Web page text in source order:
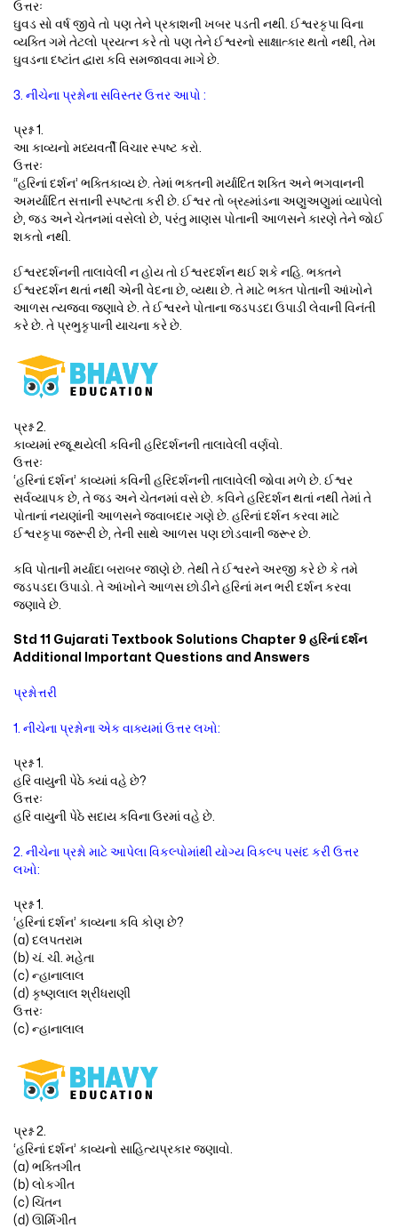
ઉત્તરઃ
ઘુવડ સો વર્ષ જીવે તો પણ તેને પ્રકાશની ખબર પડતી નથી. ઈશ્વરકૃપા વિના
વ્યક્તિ ગમે તેટલો પ્રયત્ન કરે તો પણ તેને ઈશ્વરનો સાક્ષાત્કાર થતો નથી, તેમ
ઘુવડના દષ્ટાંત દ્વારા કવિ સમજાવવા માગે છે.
3. નીચેના પ્રશ્નોના સવિસ્તર ઉત્તર આપો :
પ્રશ્ન 1.
આ કાવ્યનો મધ્યવર્તી વિચાર સ્પષ્ટ કરો.
ઉત્તરઃ
“હરિનાં દર્શન’ ભક્તિકાવ્ય છે. તેમાં ભક્તની મર્યાદિત શક્તિ અને ભગવાનની
અમર્યાદિત સત્તાની સ્પષ્ટતા કરી છે. ઈશ્વર તો બ્રહ્માંડના અણુઅણુમાં વ્યાપેલો
છે, જડ અને ચેતનમાં વસેલો છે, પરંતુ માણસ પોતાની આળસને કારણે તેને જોઈ
શકતો નથી.
ઈશ્વરદર્શનની તાલાવેલી ન હોય તો ઈશ્વરદર્શન થઈ શકે નહિ. ભક્તને
ઈશ્વરદર્શન થતાં નથી એની વેદના છે, વ્યથા છે. તે માટે ભક્ત પોતાની આંખોને
આળસ ત્યજવા જણાવે છે. તે ઈશ્વરને પોતાના જડપડદા ઉપાડી લેવાની વિનંતી
કરે છે. તે પ્રભુકૃપાની યાચના કરે છે.
પ્રશ્ન 2.
કાવ્યમાં રજૂ થયેલી કવિની હરિદર્શનની તાલાવેલી વર્ણવો.
ઉત્તરઃ
‘હરિનાં દર્શન’ કાવ્યમાં કવિની હરિદર્શનની તાલાવેલી જોવા મળે છે. ઈશ્વર
સર્વવ્યાપક છે, તે જડ અને ચેતનમાં વસે છે. કવિને હરિદર્શન થતાં નથી તેમાં તે
પોતાનાં નયણાંની આળસને જવાબદાર ગણે છે. હરિનાં દર્શન કરવા માટે
ઈશ્વરકૃપા જરૂરી છે, તેની સાથે આળસ પણ છોડવાની જરૂર છે.
કવિ પોતાની મર્યાદા બરાબર જાણે છે. તેથી તે ઈશ્વરને અરજી કરે છે કે તમે
જડપડદા ઉપાડો. તે આંખોને આળસ છોડીને હરિનાં મન ભરી દર્શન કરવા
જણાવે છે.
Std 11 Gujarati Textbook Solutions Chapter 9 હરિનાં દર્શન
Additional Important Questions and Answers
પ્રશ્નોત્તરી
1. નીચેના પ્રશ્નોના એક વાક્યમાં ઉત્તર લખો:
પ્રશ્ન 1.
હરિ વાયુની પેઠે ક્યાં વહે છે?
ઉત્તરઃ
હરિ વાયુની પેઠે સદાય કવિના ઉરમાં વહે છે.
2. નીચેના પ્રશ્નો માટે આપેલા વિકલ્પોમાંથી યોગ્ય વિકલ્પ પસંદ કરી ઉત્તર
લખો:
પ્રશ્ન 1.
‘હરિનાં દર્શન’ કાવ્યના કવિ કોણ છે?
(a) દલપતરામ
(b) ચં. ચી. મહેતા
(c) ન્હાનાલાલ
(d) કૃષ્ણલાલ શ્રીધરાણી
ઉત્તરઃ
(c) ન્હાનાલાલ
પ્રશ્ન 2.
‘હરિનાં દર્શન’ કાવ્યનો સાહિત્યપ્રકાર જણાવો.
(a) ભક્તિગીત
(b) લોકગીત
(c) ચિંતન
(d) ઊર્મિગીત